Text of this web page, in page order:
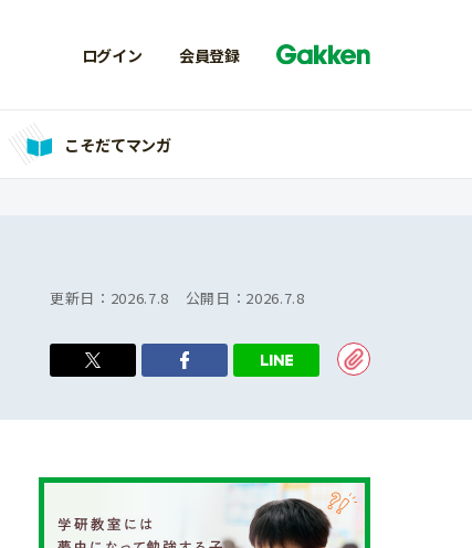
ログイン 会員登録
こそだてマンガ
更新日： 2026.7.8 公開日： 2026.7.8